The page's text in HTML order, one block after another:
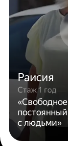
Раисия
Стаж 1 год
с людьми»